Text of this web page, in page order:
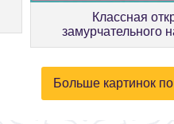
Классная
замурчательного
Больше картинок